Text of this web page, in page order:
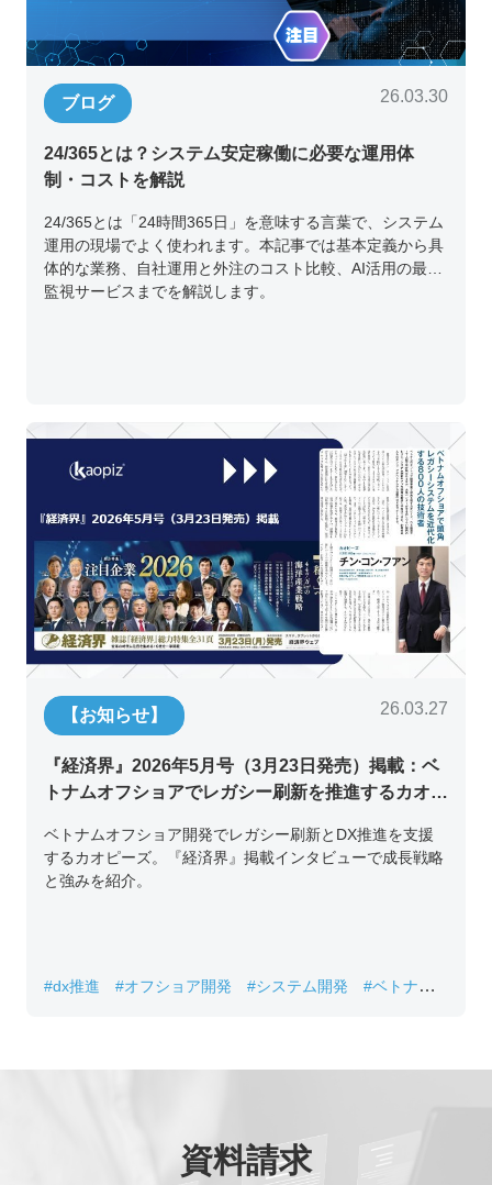
ブログ 26.03.30
24/365とは？システム安定稼働に必要な運用体
制・コストを解説
24/365とは「24時間365日」を意味する言葉で、システム
運用の現場でよく使われます。本記事では基本定義から具
体的な業務、自社運用と外注のコスト比較、AI活用の最新
監視サービスまでを解説します。
【お知らせ】 26.03.27
『経済界』2026年5月号（3月23日発売）掲載：ベ
トナムオフショアでレガシー刷新を推進するカオピ
ベトナムオフショア開発でレガシー刷新とDX推進を支援
するカオピーズ。『経済界』掲載インタビューで成長戦略
と強みを紹介。
#dx推進 #オフショア開発 #システム開発
#ベトナムIT
資料請求